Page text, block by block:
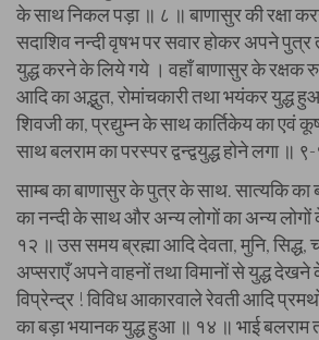
के साथ निकल पड़ा ॥ ८ ॥ बाणासुर की रक्षा
सदाशिव नन्दी वृषभ पर सवार होकर अपने
युद्ध करने के लिये गये । वहाँ बाणासुर के रक्षक
आदि का अद्भुत, रोमांचकारी तथा भयंकर युद्ध
शिवजी का, प्रद्युम्न के साथ कार्तिकेय का एवं
साथ बलराम का परस्पर द्वन्द्वयुद्ध होने लगा ॥
साम्ब का बाणासुर के पुत्र के साथ. सात्यकि
का नन्दी के साथ और अन्य लोगों का अन्य लोगों
१२ ॥ उस समय ब्रह्मा आदि देवता, मुनि, सिद्ध,
अप्सराएँ अपने वाहनों तथा विमानों से युद्ध
विप्रेन्द्र ! विविध आकारवाले रेवती आदि
का बड़ा भयानक युद्ध हुआ ॥ १४ ॥ भाई बलराम